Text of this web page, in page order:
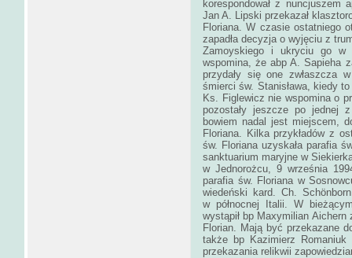
korespondował z
Jan A. Lipski przekazał
Floriana. W czasie ostatniego
zapadła decyzja o wyjęciu z
Zamoyskiego i ukryciu go w
wspomina, że abp A. Sapieha
przydały się one zwłaszcza
śmierci św. Stanisława, kiedy
Ks. Figlewicz nie wspomina o
pozostały jeszcze po jednej
bowiem nadal jest miejscem,
Floriana. Kilka przykładów z
św. Floriana uzyskała parafia
sanktuarium maryjne w
w Jednorożcu, 9 września
parafia św. Floriana w
wiedeński kard. Ch.
w północnej Italii. W
wystąpił bp Maxymilian
Florian. Mają być przekazane
także bp Kazimierz Romaniuk
przekazania relikwii